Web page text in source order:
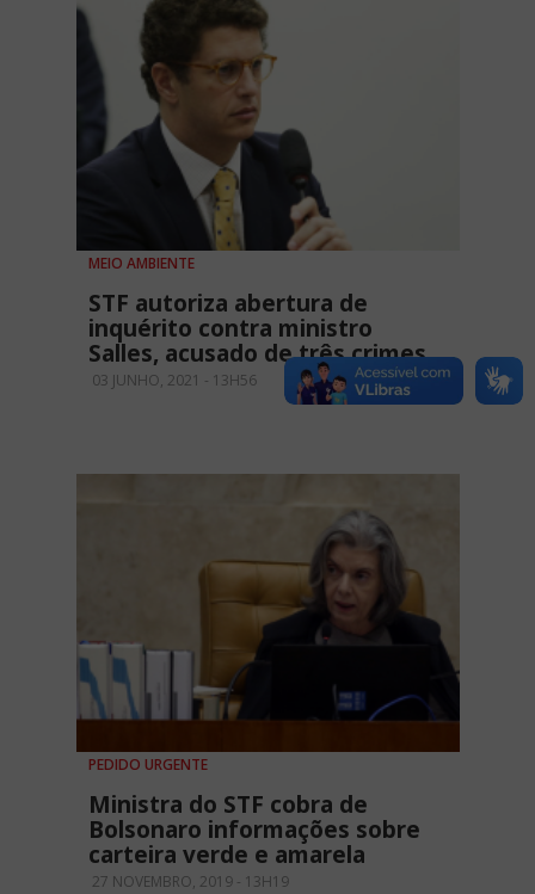
MEIO AMBIENTE
STF autoriza abertura de
inquérito contra ministro
Salles, acusado de três crimes
03 JUNHO, 2021 - 13H56
PEDIDO URGENTE
Ministra do STF cobra de
Bolsonaro informações sobre
carteira verde e amarela
27 NOVEMBRO, 2019 - 13H19